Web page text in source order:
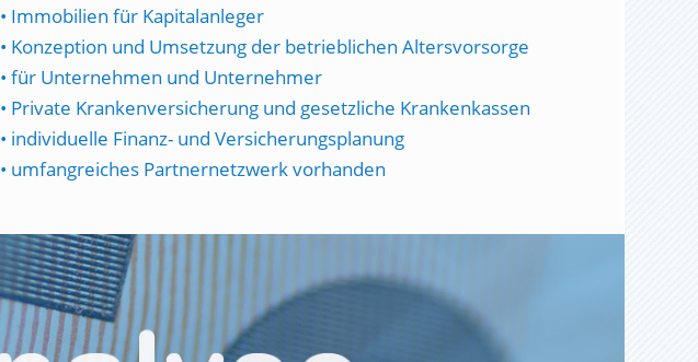
• Immobilien für Kapitalanleger
• Konzeption und Umsetzung der betrieblichen Altersvorsorge
• für Unternehmen und Unternehmer
• Private Krankenversicherung und gesetzliche Krankenkassen
• individuelle Finanz- und Versicherungsplanung
• umfangreiches Partnernetzwerk vorhanden